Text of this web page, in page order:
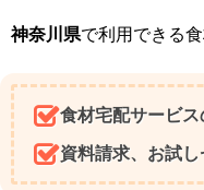
神奈川県で利用できる
食材宅配サービス
資料請求、お試